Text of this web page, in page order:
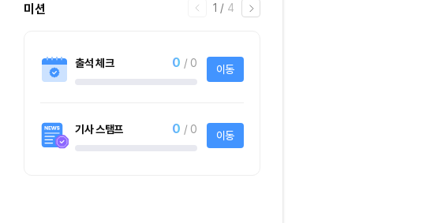
1 / 4
미션
출석 체크 0 / 0 이동
기사 스탬프 0 / 0 이동